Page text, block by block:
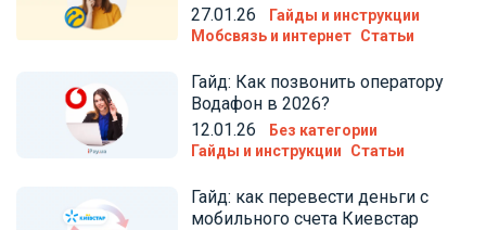
27.01.26
Гайды и инструкции
Мобсвязь и интернет Статьи
Гайд: Как позвонить оператору
Водафон в 2026?
12.01.26
Без категории
Гайды и инструкции
Статьи
Гайд: как перевести деньги с
мобильного счета Киевстар